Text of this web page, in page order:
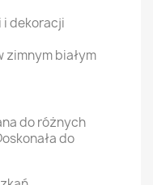
i dekoracji
zimnym białym
do różnych
do